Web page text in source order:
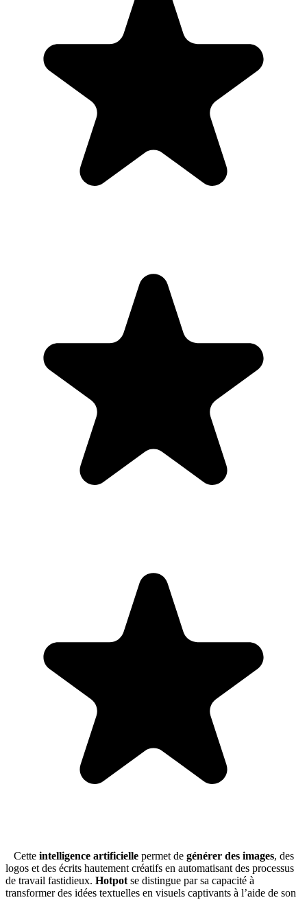
Cette intelligence artificielle permet de générer des images, des
logos et des écrits hautement créatifs en automatisant des processus
de travail fastidieux. Hotpot se distingue par sa capacité à
transformer des idées textuelles en visuels captivants à l’aide de son